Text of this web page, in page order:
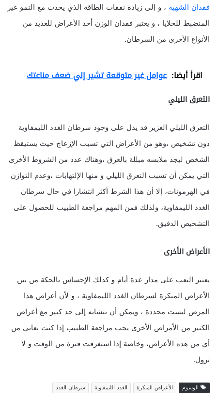
فقدان الشهية ، و إلى زيادة نفقات الطاقة الذي يحدث مع النمو غير
المنضبط للخلايا ، و يعتبر فقدان الوزن أحد الأعراض للعديد من
الأنواع الأخرى من السرطان.
اقرأ أيضا: عوامل غير متوقعة تشير إلي ضعف مناعتك
التعرق الليلي
التعرق الليلي الغزير قد يدل على وجود سرطان الغدد الليمفاوية
دون تشخيص ،وهو من الأعراض التي تسبب الإزعاج حيث يستيقظ
الشخص ليجد ملابسه مبللة بالعرق ،وهناك عدد من الشروط الأخرى
التي يمكن أن تسبب التعرق الليلي و منها الإلتهابات ،وعدم التوازن
في الهرمونات، إلا أن هذا الشرط أكثر انتشارا في حال سرطان
الغدد الليمفاوية، ولذلك فمن المهم مراجعة الطبيب للحصول على
التشخيص الدقيق.
الأعراض الأخرى
يعتبر التعب على مدار عدة أيام و كذلك الإحساس بالحكة من بين
الأعراض المبكرة لسرطان الغدد الليمفاوية ، و لأن أعراض هذا
المرض ليست محددة ، ويمكن أن تتشابه إلى حد كبير مع أعراض
الكثير من الأمراض الأخرى يجب مراجعة الطبيب إذا كنت تعاني من
أي من هذه الأعراض، وخاصة إذا استغرقت فترة من الوقت و لا
تزول.
الوسوم الأعراض المبكرة الغدد الليمفاوية سرطان الغدد